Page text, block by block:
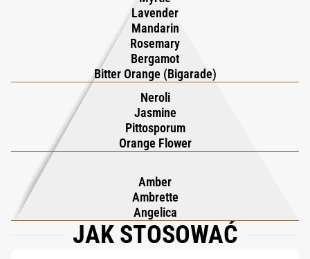
tunezyjskiej neroli, włoskiej bergamotki i sycylijskiej cytryny,
naśladując złoty wschód słońca nad nadmorskimi klifami. W
sercu rozwija się bukiet afrykańskich kwiatów pomarańczy,
jaśminu, neroli i pitosporum, nadając delikatnej kwiatowej
gracji, która utrzymuje się niczym zapach kwiatów niesiony
przez morską bryzę. Zapach osiada kuszącą bazą z bursztynu,
nasion ambrette i arcydzięgla, oddając ciepło słońca i spokojny
urok złotych godzin Riwiery.
Lavender
Mandarin
Rosemary
Bergamot
Bitter Orange (Bigarade)
Neroli
Jasmine
Pittosporum
Orange Flower
Amber
Ambrette
Angelica
JAK STOSOWAĆ